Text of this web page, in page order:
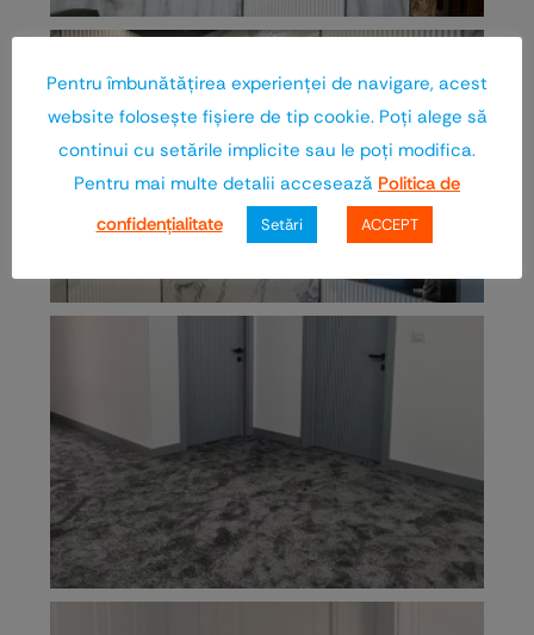
Pentru îmbunătăţirea experienţei de navigare, acest
website foloseşte fişiere de tip cookie. Poţi alege să
continui cu setările implicite sau le poţi modifica.
Pentru mai multe detalii accesează Politica de
confidenţialitate
Setări ACCEPT